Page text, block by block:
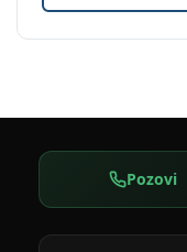
Pozovi